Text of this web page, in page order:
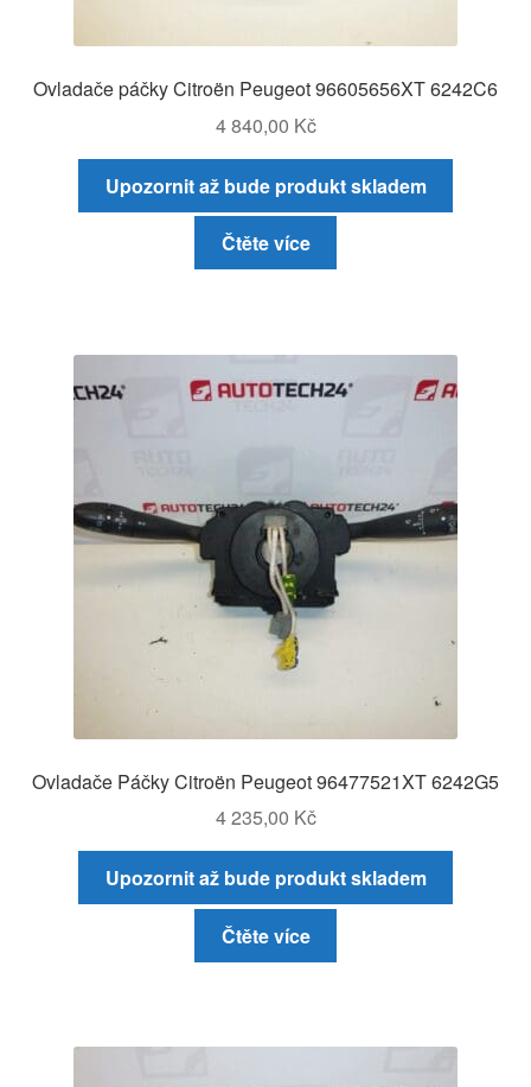
Ovladače páčky Citroën Peugeot 96605656XT 6242C6
4 840,00 Kč
Upozornit až bude produkt skladem
Čtěte více
Ovladače Páčky Citroën Peugeot 96477521XT 6242G5
4 235,00 Kč
Upozornit až bude produkt skladem
Čtěte více